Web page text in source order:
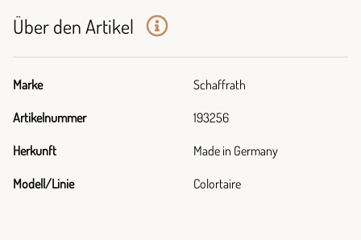
Über den Artikel
Marke Schaffrath
Artikelnummer 193256
Herkunft Made in Germany
Modell/Linie Colortaire